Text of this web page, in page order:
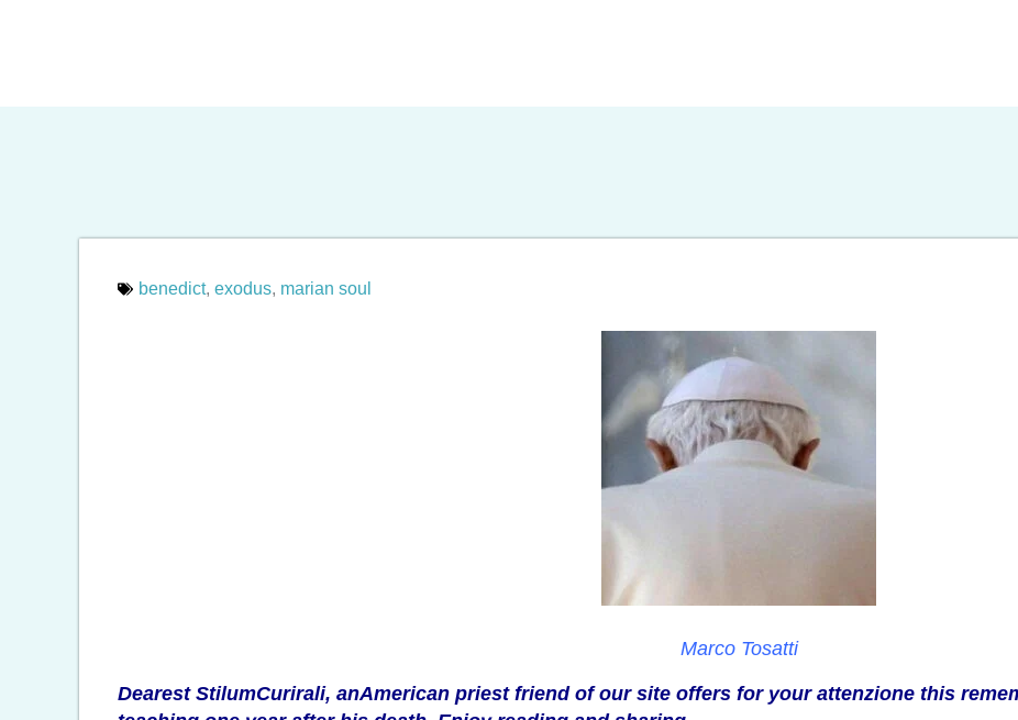
benedict, exodus, marian soul
Marco Tosatti
Dearest StilumCurirali, anAmerican priest friend of our site offers for your attenzione this